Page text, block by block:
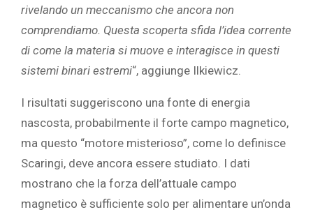
rivelando un meccanismo che ancora non
comprendiamo. Questa scoperta sfida l’idea corrente
di come la materia si muove e interagisce in questi
sistemi binari estremi“, aggiunge Ilkiewicz.
I risultati suggeriscono una fonte di energia
nascosta, probabilmente il forte campo magnetico,
ma questo “motore misterioso”, come lo definisce
Scaringi, deve ancora essere studiato. I dati
mostrano che la forza dell’attuale campo
magnetico è sufficiente solo per alimentare un’onda